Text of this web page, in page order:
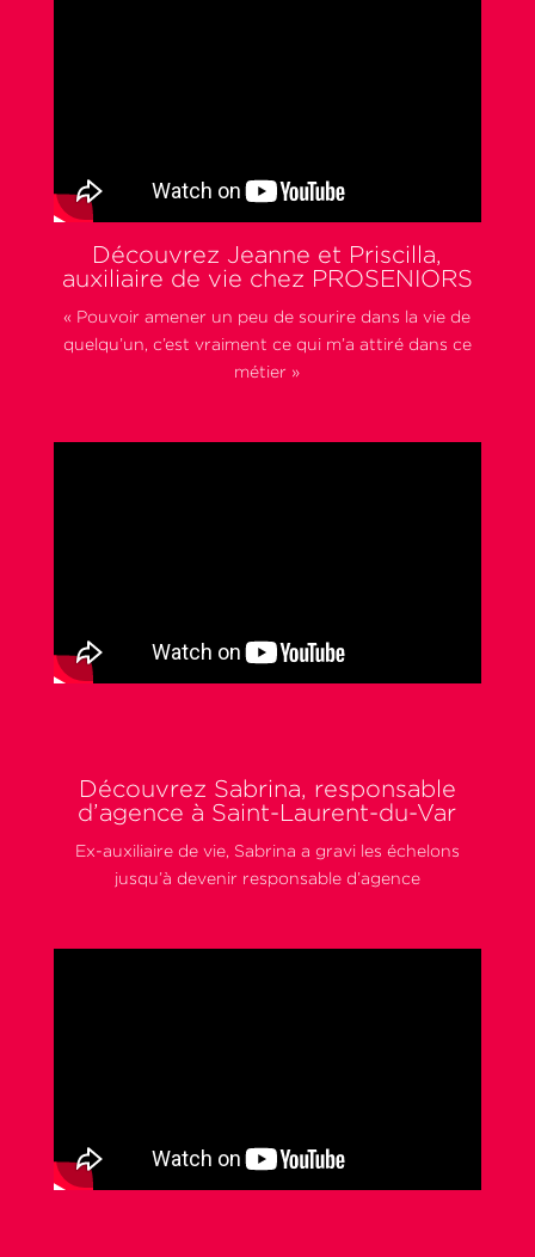
Découvrez Jeanne et Priscilla,
auxiliaire de vie chez PROSENIORS
« Pouvoir amener un peu de sourire dans la vie de
quelqu’un, c’est vraiment ce qui m’a attiré dans ce
métier »
Découvrez Sabrina, responsable
d’agence à Saint-Laurent-du-Var
Ex-auxiliaire de vie, Sabrina a gravi les échelons
jusqu’à devenir responsable d’agence